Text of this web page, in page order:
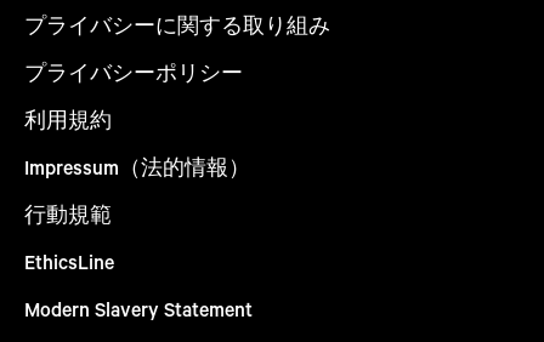
プライバシーに関する取り組み
プライバシーポリシー
利用規約
Impressum（法的情報）
行動規範
EthicsLine
Modern Slavery Statement